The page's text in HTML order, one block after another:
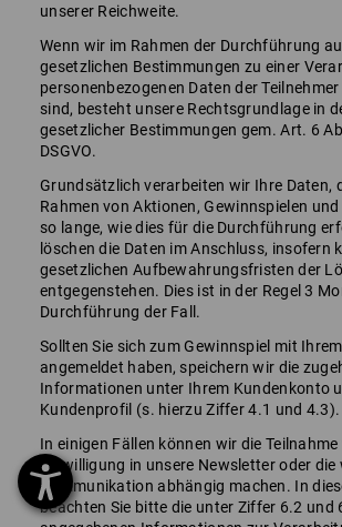
unserer Reichweite.
Wenn wir im Rahmen der Durchführung
gesetzlichen Bestimmungen zu einer
personenbezogenen Daten der
sind, besteht unsere Rechtsgrundlage in
gesetzlicher Bestimmungen gem. Art. 6
DSGVO.
Grundsätzlich verarbeiten wir Ihre Daten,
Rahmen von Aktionen, Gewinnspielen
so lange, wie dies für die Durchführung
löschen die Daten im Anschluss, insofern
gesetzlichen Aufbewahrungsfristen der
entgegenstehen. Dies ist in der Regel 3
Durchführung der Fall.
Sollten Sie sich zum Gewinnspiel mit
angemeldet haben, speichern wir die
Informationen unter Ihrem Kundenkonto
Kundenprofil (s. hierzu Ziffer 4.1 und 4.3).
In einigen Fällen können wir die Teilnahme
Einwilligung in unsere Newsletter oder die
Kommunikation abhängig machen. In
beachten Sie bitte die unter Ziffer 6.2 und